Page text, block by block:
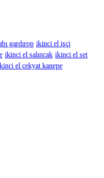
gardırop ikinci el işçi
ikinci el salıncak ikinci el set
el çekyat kanepe